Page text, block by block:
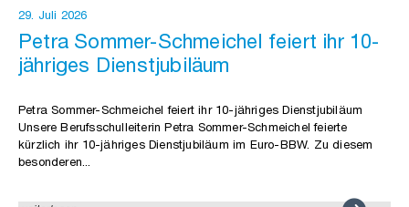
29. Juli 2026
Petra Sommer-Schmeichel feiert ihr 10-
jähriges Dienstjubiläum
Petra Sommer-Schmeichel feiert ihr 10-jähriges Dienstjubiläum
Unsere Berufsschulleiterin Petra Sommer-Schmeichel feierte
kürzlich ihr 10-jähriges Dienstjubiläum im Euro-BBW. Zu diesem
besonderen...